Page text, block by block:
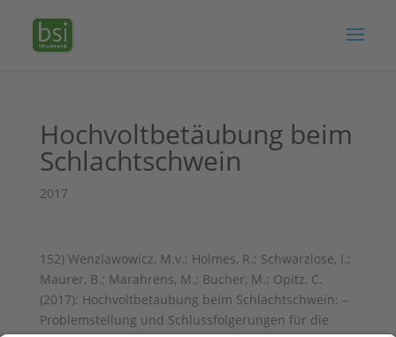
Hochvoltbetäubung beim
Schlachtschwein
2017
152) Wenzlawowicz, M.v.; Holmes, R.; Schwarzlose, I.;
Maurer, B.; Marahrens, M.; Bucher, M.; Opitz, C.
(2017): Hochvoltbetäubung beim Schlachtschwein: –
Problemstellung und Schlussfolgerungen für die